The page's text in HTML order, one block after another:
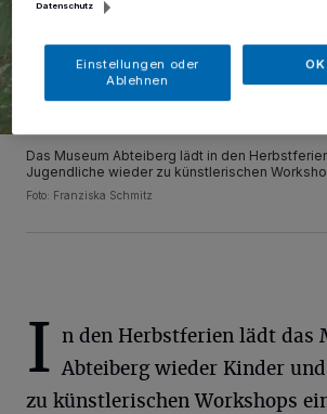
Das Museum Abteiberg lädt in den
Jugendliche wieder zu künstlerischen
Foto: Franziska Schmitz
I n den Herbstferien lädt das
Abteiberg wieder Kinder
zu künstlerischen Workshops
Datenschutz
Einstellungen oder
Ablehnen
OK